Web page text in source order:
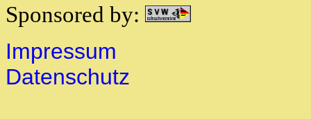
Sponsored by:
Impressum
Datenschutz